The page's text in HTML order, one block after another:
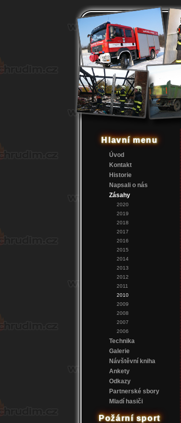
Hlavní menu
Úvod
Kontakt
Historie
Napsali o nás
Zásahy
2020
2019
2018
2017
2016
2015
2014
2013
2012
2011
2010
2009
2008
2007
2006
Technika
Galerie
Návštěvní kniha
Ankety
Odkazy
Partnerské sbory
Mladí hasiči
Požární sport